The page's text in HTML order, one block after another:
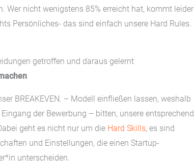
Wer nicht wenigstens 85% erreicht hat, kommt leider
Persönliches- das sind einfach unsere Hard Rules.
getroffen und daraus gelernt
BREAKEVEN. – Modell einfließen lassen, weshalb
der Bewerbung – bitten, unsere entsprechend
geht es nicht nur um die Hard Skills, es sind
und Einstellungen, die einen Startup-
unterscheiden.